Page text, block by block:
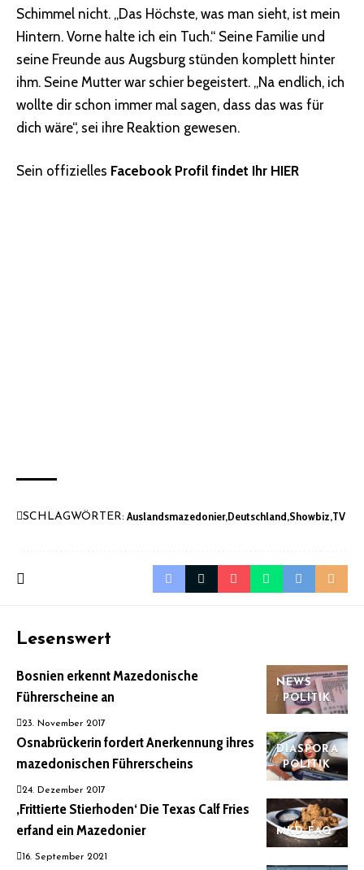
Schimmel nicht. „Das Höchste, was man sieht, ist mein
Hintern. Vorne halte ich ein Tuch.“ Seine Familie und
seine Freunde aus Augsburg stünden komplett hinter
ihm. Seine Mutter war schier begeistert. „Na endlich, ich
wollte dir schon immer mal sagen, dass das was für
dich wäre“, sei ihre Reaktion gewesen.
Sein offizielles Facebook Profil findet Ihr HIER
SCHLAGWÖRTER: Auslandsmazedonier Deutschland Showbiz TV
Lesenswert
NEWS
POLITIK
Bosnien erkennt Mazedonische
Führerscheine an
23. November 2017
DIASPORA
POLITIK
Osnabrückerin fordert Anerkennung ihres
mazedonischen Führerscheins
24. Dezember 2017
MKD FAQ
‚Frittierte Stierhoden‘ Die Texas Calf Fries
erfand ein Mazedonier
16. September 2021